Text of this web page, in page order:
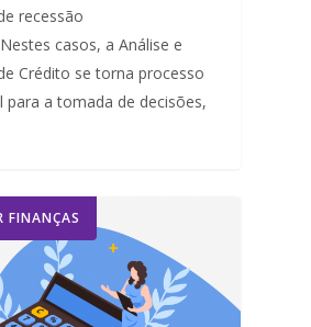
recessão
casos, a Análise e
Crédito se torna processo
para a tomada de decisões,
FINANÇAS